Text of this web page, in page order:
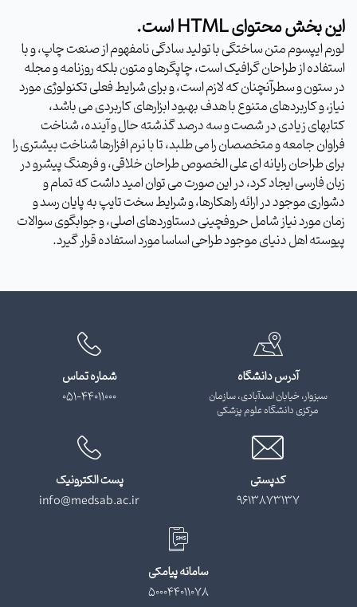
این بخش محتوای HTML است.
لورم ایپسوم متن ساختگی با تولید سادگی نامفهوم از صنعت چاپ، و با
استفاده از طراحان گرافیک است، چاپگرها و متون بلکه روزنامه و مجله
در ستون و سطرآنچنان که لازم است، و برای شرایط فعلی تکنولوژی مورد
نیاز، و کاربردهای متنوع با هدف بهبود ابزارهای کاربردی می باشد،
کتابهای زیادی در شصت و سه درصد گذشته حال و آینده، شناخت
فراوان جامعه و متخصصان را می طلبد، تا با نرم افزارها شناخت بیشتری را
برای طراحان رایانه ای علی الخصوص طراحان خلاقی، و فرهنگ پیشرو در
زبان فارسی ایجاد کرد، در این صورت می توان امید داشت که تمام و
دشواری موجود در ارائه راهکارها، و شرایط سخت تایپ به پایان رسد و
زمان مورد نیاز شامل حروفچینی دستاوردهای اصلی، و جوابگوی سوالات
پیوسته اهل دنیای موجود طراحی اساسا مورد استفاده قرار گیرد.
آدرس دانشگاه
سبزوار، خیابان اسدآبادی، سازمان
مرکزی دانشگاه علوم پزشکی
شماره تماس
051-44011000
کدپستی
9613873137
پست الکترونیک
info@medsab.ac.ir
سامانه پیامکی
500044011078